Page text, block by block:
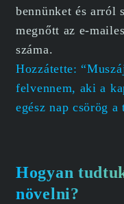
bennünket és arról
megnőtt az e-
száma.
Hozzátette:
felvennem, aki a
egész nap csörög a
Hogyan
növelni?